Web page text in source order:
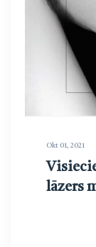
Okt 01, 2021
lāzers